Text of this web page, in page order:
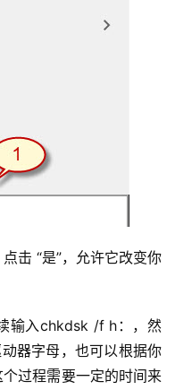
“是”，允许它改变你
输入chkdsk /f h：，然
器字母，也可以根据你
过程需要一定的时间来